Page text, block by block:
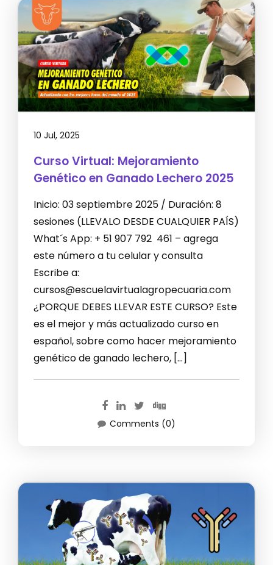
10 Jul, 2025
Curso Virtual: Mejoramiento
Genético en Ganado Lechero 2025
Inicio: 03 septiembre 2025 / Duración: 8
sesiones (LLEVALO DESDE CUALQUIER PAÍS)
What´s App: + 51 907 792 461 – agrega
este número a tu celular y consulta
Escribe a:
cursos@escuelavirtualagropecuaria.com
¿PORQUE DEBES LLEVAR ESTE CURSO? Este
es el mejor y más actualizado curso en
español, sobre como hacer mejoramiento
genético de ganado lechero, […]
Comments (0)